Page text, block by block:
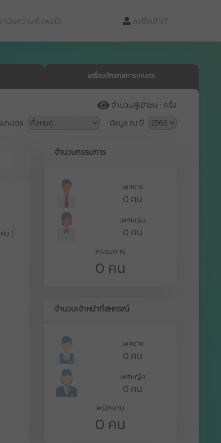
เมินความพึงพอใจ ลงชื่อเข้าใช้
เครื่องจักรกลการเกษตร
จำนวนผู้เข้าชม : ครั้ง
กษตร
ข้อมูล ณ ปี
ง )
จำนวนกรรมการ
เพศชาย
0 คน
เพศหญิง
0 คน
กรรมการ
0 คน
จำนวนเจ้าหน้าที่สหกรณ์
เพศชาย
0 คน
เพศหญิง
0 คน
พนักงาน
0 คน